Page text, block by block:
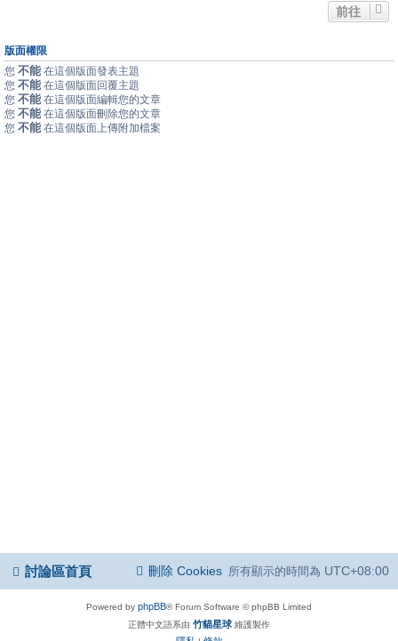
前往
版面權限
您 不能 在這個版面發表主題
您 不能 在這個版面回覆主題
您 不能 在這個版面編輯您的文章
您 不能 在這個版面刪除您的文章
您 不能 在這個版面上傳附加檔案
討論區首頁 所有顯示的時間為 UTC+08:00
刪除 Cookies
Powered by phpBB® Forum Software © phpBB Limited
正體中文語系由 竹貓星球 維護製作